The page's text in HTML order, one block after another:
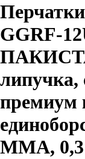
GGRF-
липучка,
премиум
MMA,